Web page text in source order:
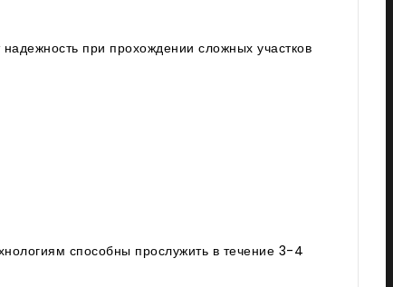
при прохождении сложных участков
способны прослужить в течение 3-4